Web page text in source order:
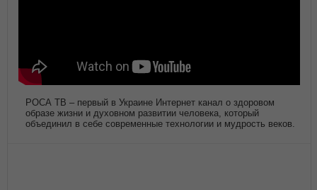
РОСА ТВ – первый в Украине Интернет канал о здоровом
образе жизни и духовном развитии человека, который
объединил в себе современные технологии и мудрость веков.